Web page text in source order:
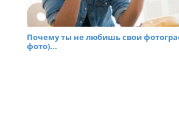
Почему ты не любишь свои
фото)...